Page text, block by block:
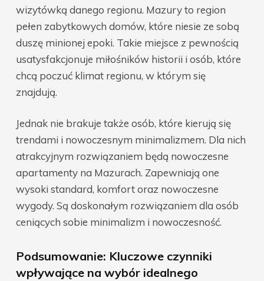
wizytówką danego regionu. Mazury to region
pełen zabytkowych domów, które niesie ze sobą
duszę minionej epoki. Takie miejsce z pewnością
usatysfakcjonuje miłośników historii i osób, które
chcą poczuć klimat regionu, w którym się
znajdują.
Jednak nie brakuje także osób, które kierują się
trendami i nowoczesnym minimalizmem. Dla nich
atrakcyjnym rozwiązaniem będą nowoczesne
apartamenty na Mazurach. Zapewniają one
wysoki standard, komfort oraz nowoczesne
wygody. Są doskonałym rozwiązaniem dla osób
ceniących sobie minimalizm i nowoczesność.
Podsumowanie: Kluczowe czynniki
wpływające na wybór idealnego